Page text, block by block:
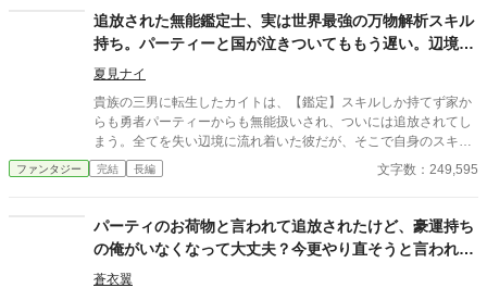
ら逃げて、田舎に籠るか」 給仕しか来ないような牢獄で、フェア
は脱出を考えていた。 帝都においてフェアを超える魔法使いはい
ない。そのことを知っているのはごく限られた人物だけだった。
鍵をあけて牢を出ると、給仕に化けた義妹のマトビアが現れる。
「私も連れて行ってください、お兄様」 「いやだ」 止めるフェア
に、強引なマトビア。 なんだかんだでベギラス帝国の元皇子と皇
女の、ゆるすぎる逃亡劇が始まった──。 ※カクヨム様、小説家
になろう様でも投稿中。
追放された無能鑑定士、実は世界最強の万物解析スキル
持ち。パーティーと国が泣きついてももう遅い。辺境で
美少女とスローライフ（？）を送る
夏見ナイ
貴族の三男に転生したカイトは、【鑑定】スキルしか持てず家か
らも勇者パーティーからも無能扱いされ、ついには追放されてし
まう。全てを失い辺境に流れ着いた彼だが、そこで自身のスキル
が万物の情報を読み解く最強スキル【万物解析】だと覚醒する！
隠された才能を見抜いて助けた美少女エルフや獣人と共に、カイ
物を従え、着実に力をつけていく。一方、カイトを切り捨てた元
パーティーと王国は凋落の一途を辿り、彼の築いた豊かさに気づ
くが……もう遅い！ 不遇から成り上がる、痛快な逆転劇と辺境ス
ローライフ（？）が今、始まる！
ファンタジー 完結 長編 文字数：249,595
パーティのお荷物と言われて追放されたけど、豪運持ち
の俺がいなくなって大丈夫？今更やり直そうと言われて
も、もふもふ系パーティを作ったから無理！
蒼衣翼